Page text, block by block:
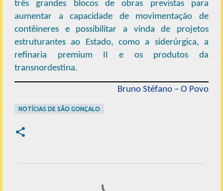
três grandes blocos de obras previstas para
aumentar a capacidade de movimentação de
contêineres e possibilitar a vinda de projetos
estruturantes ao Estado, como a siderúrgica, a
refinaria premium II e os produtos da
transnordestina.
Bruno Stéfano – O Povo
NOTÍCIAS DE SÃO GONÇALO